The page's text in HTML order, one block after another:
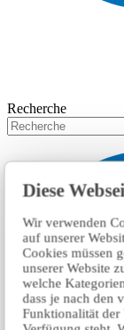
Diese
Wir verwenden
auf unserer
Cookies müssen
unserer Website
welche
dass je nach den
Funktionalität der
Recherche